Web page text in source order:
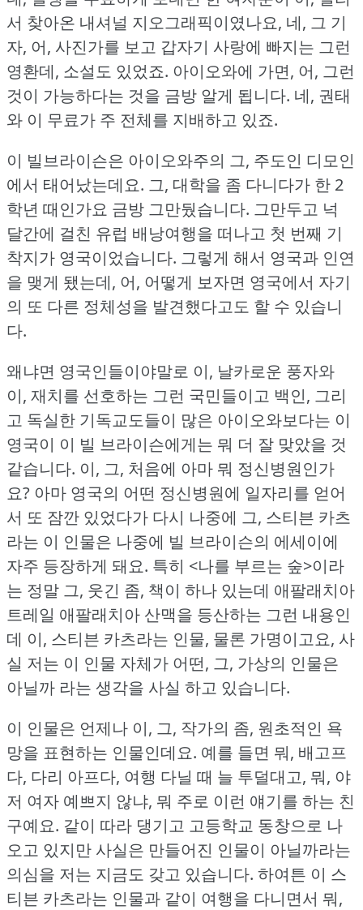
서 찾아온 내셔널 지오그래픽이였나요, 네, 그 기
자, 어, 사진가를 보고 갑자기 사랑에 빠지는 그런
영환데, 소설도 있었죠. 아이오와에 가면, 어, 그런
것이 가능하다는 것을 금방 알게 됩니다. 네, 권태
와 이 무료가 주 전체를 지배하고 있죠.
이 빌브라이슨은 아이오와주의 그, 주도인 디모인
에서 태어났는데요. 그, 대학을 좀 다니다가 한 2
학년 때인가요 금방 그만뒀습니다. 그만두고 넉
달간에 걸친 유럽 배낭여행을 떠나고 첫 번째 기
착지가 영국이었습니다. 그렇게 해서 영국과 인연
을 맺게 됐는데, 어, 어떻게 보자면 영국에서 자기
의 또 다른 정체성을 발견했다고도 할 수 있습니
다.
왜냐면 영국인들이야말로 이, 날카로운 풍자와
이, 재치를 선호하는 그런 국민들이고 백인, 그리
고 독실한 기독교도들이 많은 아이오와보다는 이
영국이 이 빌 브라이슨에게는 뭐 더 잘 맞았을 것
같습니다. 이, 그, 처음에 아마 뭐 정신병원인가
요? 아마 영국의 어떤 정신병원에 일자리를 얻어
서 또 잠깐 있었다가 다시 나중에 그, 스티븐 카츠
라는 이 인물은 나중에 빌 브라이슨의 에세이에
자주 등장하게 돼요. 특히 <나를 부르는 숲>이라
는 정말 그, 웃긴 좀, 책이 하나 있는데 애팔래치아
트레일 애팔래치아 산맥을 등산하는 그런 내용인
데 이, 스티븐 카츠라는 인물, 물론 가명이고요, 사
실 저는 이 인물 자체가 어떤, 그, 가상의 인물은
아닐까 라는 생각을 사실 하고 있습니다.
이 인물은 언제나 이, 그, 작가의 좀, 원초적인 욕
망을 표현하는 인물인데요. 예를 들면 뭐, 배고프
다, 다리 아프다, 여행 다닐 때 늘 투덜대고, 뭐, 야
저 여자 예쁘지 않냐, 뭐 주로 이런 얘기를 하는 친
구예요. 같이 따라 댕기고 고등학교 동창으로 나
오고 있지만 사실은 만들어진 인물이 아닐까라는
의심을 저는 지금도 갖고 있습니다. 하여튼 이 스
티븐 카츠라는 인물과 같이 여행을 다니면서 뭐,